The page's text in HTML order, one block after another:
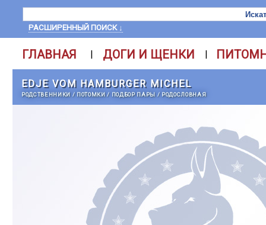
РАСШИРЕННЫЙ ПОИСК ↓
ГЛАВНАЯ | ДОГИ И ЩЕНКИ |
EDJE VOM HAMBURGER MICHEL
РОДСТВЕННИКИ / ПОТОМКИ/ ПОДБОР ПАРЫ / РОДОСЛОВНАЯ